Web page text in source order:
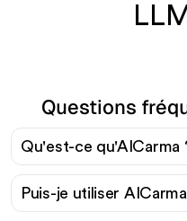
Questions
Qu'est-ce qu'AICarma
Puis-je utiliser